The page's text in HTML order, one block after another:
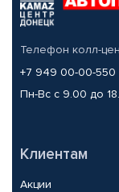
Телефон колл-
+7 949 00-00-550
Пн-Вс с 9.00 до
Клиентам
Акции